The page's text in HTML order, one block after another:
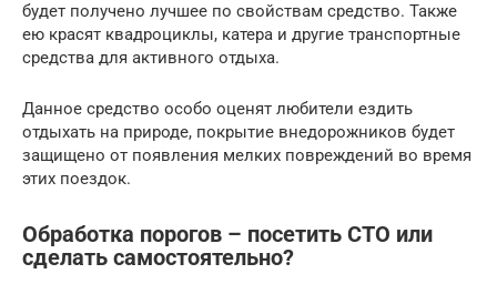
будет получено лучшее по свойствам средство. Также
ею красят квадроциклы, катера и другие транспортные
средства для активного отдыха.
Данное средство особо оценят любители ездить
отдыхать на природе, покрытие внедорожников будет
защищено от появления мелких повреждений во время
этих поездок.
Обработка порогов – посетить СТО или
сделать самостоятельно?